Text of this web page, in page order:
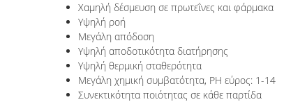
Χαμηλή δέσμευση σε πρωτεΐνες και φάρμακα
Υψηλή ροή
Μεγάλη απόδοση
Υψηλή αποδοτικότητα διατήρησης
Υψηλή θερμική σταθερότητα
Μεγάλη χημική συμβατότητα, PH εύρος: 1-14
Συνεκτικότητα ποιότητας σε κάθε παρτίδα